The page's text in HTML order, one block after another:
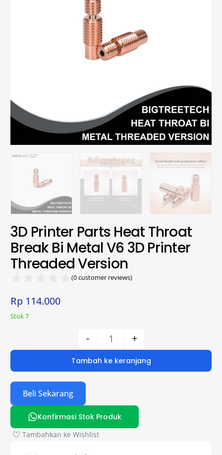
3D Printer Parts Heat Throat
Break Bi Metal V6 3D Printer
Threaded Version
(0customer reviews)
Rp 114.000
Stok 7
- +
Tambah ke keranjang
Beli Sekarang
Konfirmasi Stok Produk
Tambahkan ke Wishlist